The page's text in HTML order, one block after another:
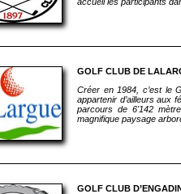
GOLF CLUB DE
Créer en 1984, c’est le
appartenir d’ailleurs aux
parcours de 6'142
magnifique paysage
GOLF CLUB